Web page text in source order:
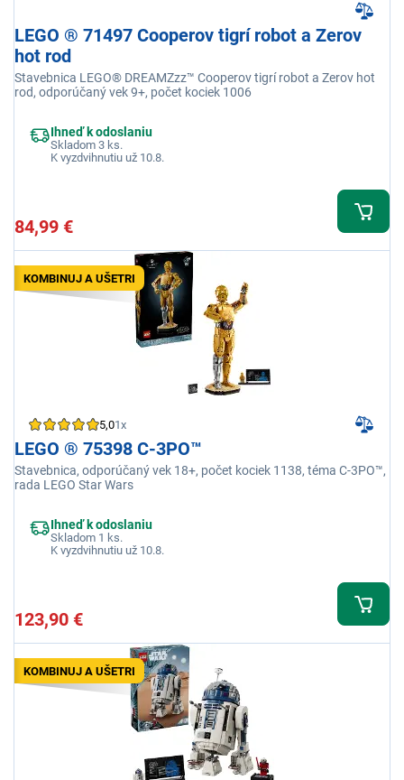
LEGO ® 71497 Cooperov tigrí robot a Zerov
hot rod
Stavebnica LEGO® DREAMZzz™ Cooperov tigrí robot a Zerov hot
rod, odporúčaný vek 9+, počet kociek 1006
Ihneď k odoslaniu
Skladom 3 ks.
K vyzdvihnutiu už 10.8.
84,99 €
KOMBINUJ A UŠETRI
5,01x
LEGO ® 75398 C-3PO™
Stavebnica, odporúčaný vek 18+, počet kociek 1138, téma C-3PO™,
rada LEGO Star Wars
Ihneď k odoslaniu
Skladom 1 ks.
K vyzdvihnutiu už 10.8.
123,90 €
KOMBINUJ A UŠETRI